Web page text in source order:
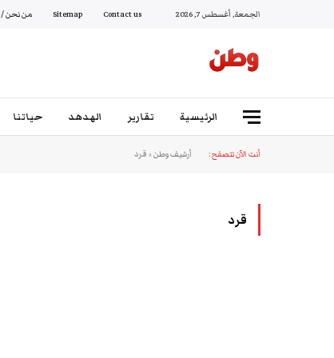
الجمعة, أغسطس 7, 2026 Contact us
Sitemap من نحن / Who we are
الرئيسية تقارير الهدهد حياتنا
أنت الآن تتصفح: أرشيف وطن»قرد
قرد